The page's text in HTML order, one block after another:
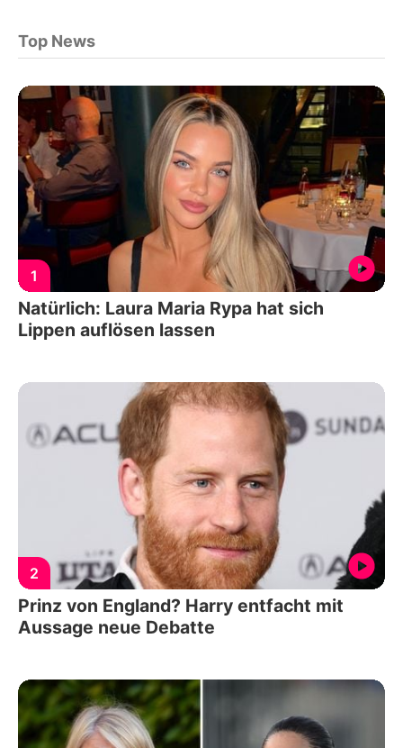
Top News
1
Natürlich: Laura Maria Rypa hat sich
Lippen auflösen lassen
2
Prinz von England? Harry entfacht mit
Aussage neue Debatte